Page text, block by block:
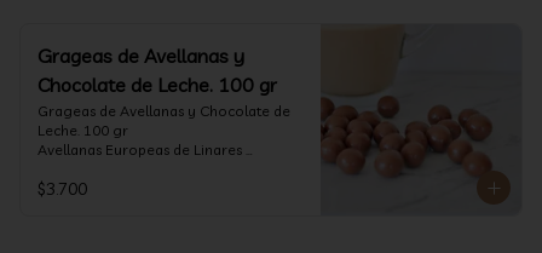
Grageas de Avellanas y
Chocolate de Leche. 100 gr
Grageas de Avellanas y Chocolate de
Leche. 100 gr
Avellanas Europeas de Linares
de leche.
$3.700